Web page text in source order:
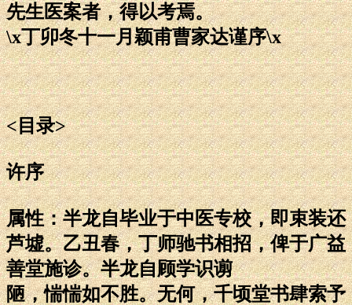
先生医案者，得以考焉。
\x丁卯冬十一月颖甫曹家达谨序\x
<目录>
许序
属性：半龙自毕业于中医专校，即束装还
芦墟。乙丑春，丁师驰书相招，俾于广益
善堂施诊。半龙自顾学识谫
陋，惴惴如不胜。无何，千顷堂书肆索予